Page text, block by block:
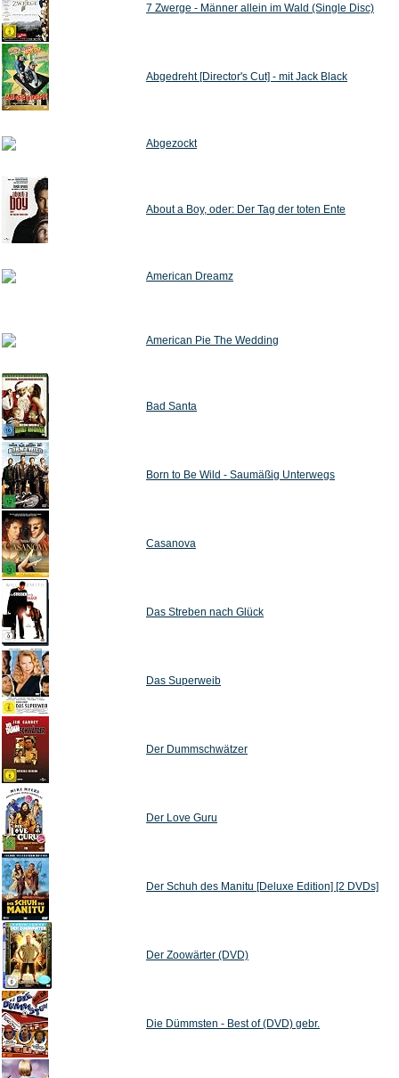
7 Zwerge - Männer allein im Wald (Single Disc)
Abgedreht [Director's Cut] - mit Jack Black
Abgezockt
About a Boy, oder: Der Tag der toten Ente
American Dreamz
American Pie The Wedding
Bad Santa
Born to Be Wild - Saumäßig Unterwegs
Casanova
Das Streben nach Glück
Das Superweib
Der Dummschwätzer
Der Love Guru
Der Schuh des Manitu [Deluxe Edition] [2 DVDs]
Der Zoowärter (DVD)
Die Dümmsten - Best of (DVD) gebr.